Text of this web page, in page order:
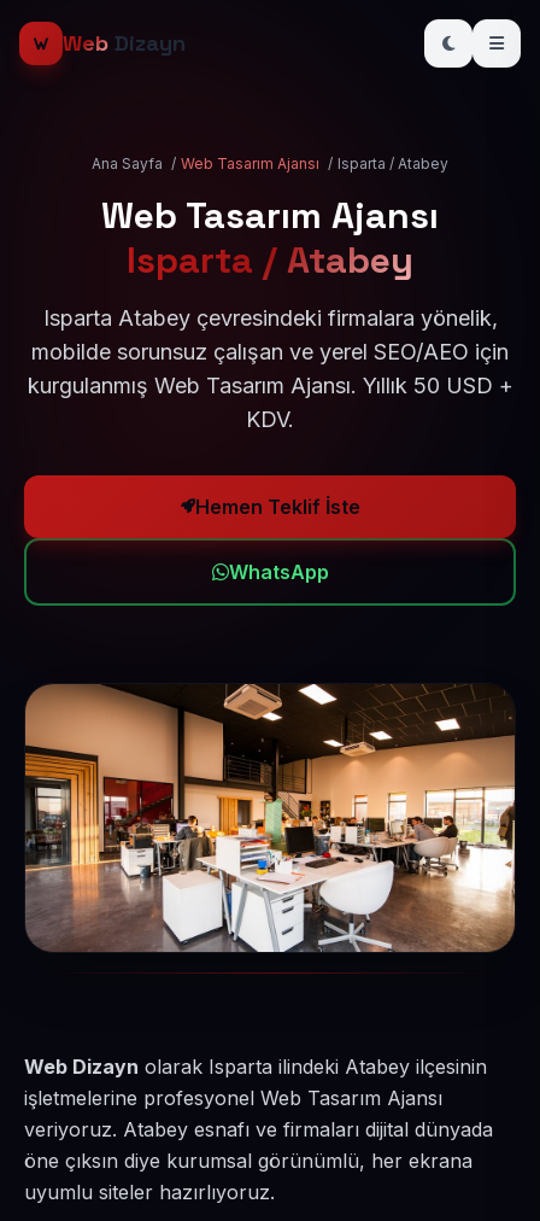
Web Dizayn
Ana Sayfa / Web Tasarım Ajansı / Isparta / Atabey
Web Tasarım Ajansı
Isparta / Atabey
Isparta Atabey çevresindeki firmalara yönelik,
mobilde sorunsuz çalışan ve yerel SEO/AEO için
kurgulanmış Web Tasarım Ajansı. Yıllık 50 USD +
KDV.
Hemen Teklif İste
WhatsApp
Web Dizayn olarak Isparta ilindeki Atabey ilçesinin
işletmelerine profesyonel Web Tasarım Ajansı
veriyoruz. Atabey esnafı ve firmaları dijital dünyada
öne çıksın diye kurumsal görünümlü, her ekrana
uyumlu siteler hazırlıyoruz.